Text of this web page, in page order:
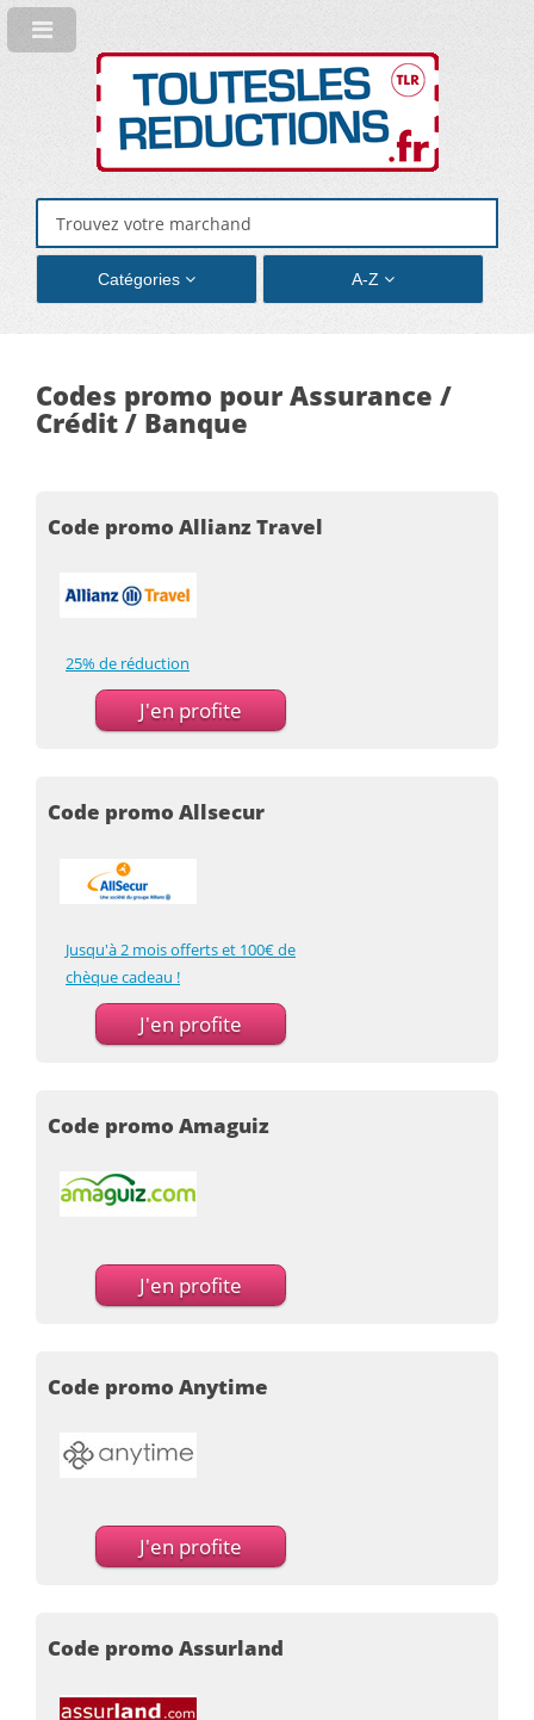
Catégories A-Z
Codes promo pour Assurance /
Crédit / Banque
Code promo Allianz Travel
25% de réduction
J'en profite
Code promo Allsecur
Jusqu'à 2 mois offerts et 100€ de
chèque cadeau !
J'en profite
Code promo Amaguiz
J'en profite
Code promo Anytime
J'en profite
Code promo Assurland